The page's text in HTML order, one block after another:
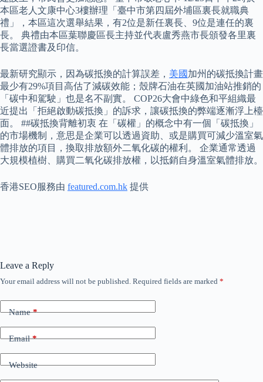
本區老人文康中心3樓辦理「臺中市第四屆外埔區裏長就職典
禮」，本區這次選舉結果，有2位是新任裏長、9位是連任的裏
長。 典禮由本區葉聯慶區長主持並代表盧秀燕市長頒發各里裏
長當選證書及印信。
最新研究顯示，因為碳抵換的計算誤差， 美國 加州的碳抵換計畫
最少有29%項目高估了減碳效能；殼牌石油在英國加油站推銷的
「碳中和駕駛」也是名不副實。 COP26大會中綠色和平組織最
近提出「拒絕啟動碳抵換」的訴求，讓碳抵換的弊端逐漸浮上檯
面。 ##碳抵換背離初衷 在「碳權」的概念中有一個「碳抵換」
的市場機制，意思是企業可以透過資助、或是購買可減少溫室氣
體排放的項目，換取排放額外二氧化碳的權利。 企業通常透過
大規模植樹、購買二氧化碳排放權，以抵銷自身溫室氣體排放。
香港SEO服務由 featured.com.hk 提供
Leave a Reply
Your email address will not be published. Required fields are marked *
Name*
Email*
Website